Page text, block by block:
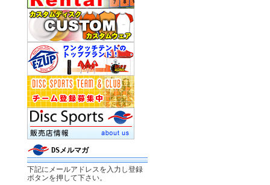
DSメルマガ
下記にメールアドレスを入力し登録
ボタンを押して下さい。